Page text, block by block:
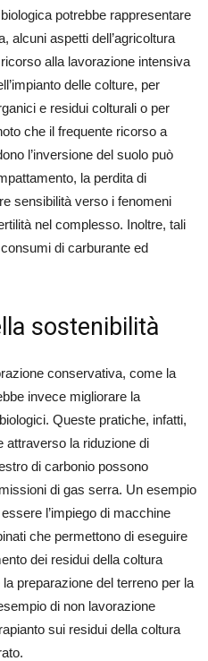
potrebbe rappresentare
alcuni aspetti dell’agricoltura
alla lavorazione intensiva
delle colture, per
e residui colturali o per
che il frequente ricorso a
l’inversione del suolo può
la perdita di
sensibilità verso i fenomeni
nel complesso. Inoltre, tali
di carburante ed
sostenibilità
conservativa, come la
invece migliorare la
Queste pratiche, infatti,
attraverso la riduzione di
di carbonio possono
di gas serra. Un esempio
l’impiego di macchine
che permettono di eseguire
dei residui della coltura
la preparazione del terreno per la
di non lavorazione
sui residui della coltura